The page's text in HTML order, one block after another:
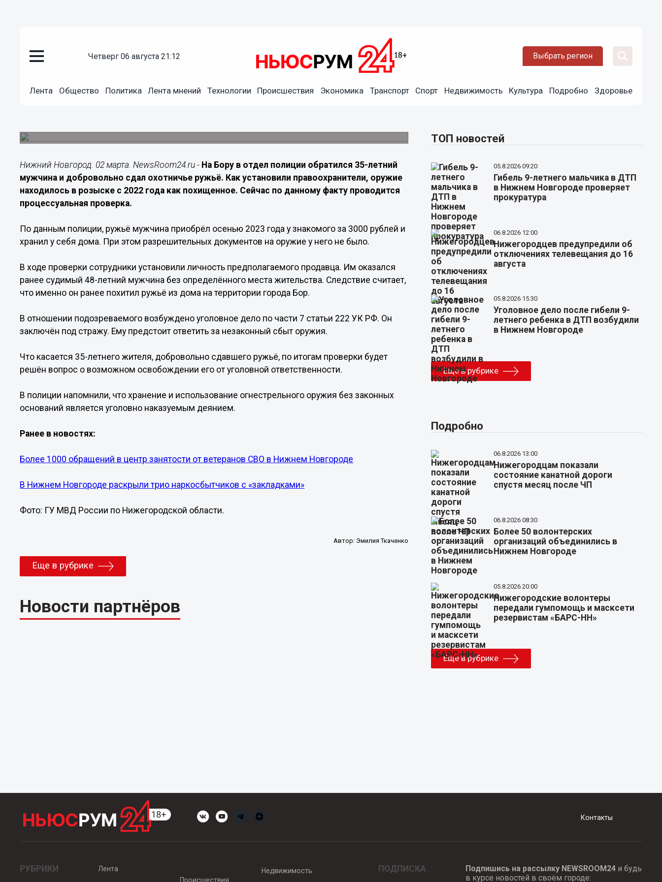
четверг 06 августа 21:12 Выбрать регион
Лента Общество Политика Лента мнений Технологии Происшествия Экономика Транспорт Спорт Недвижимость Культура Подробно Здоровье
Нижний Новгород. 02 марта. NewsRoom24.ru - На Бору в отдел полиции обратился 35-летний
мужчина и добровольно сдал охотничье ружьё. Как установили правоохранители, оружие
находилось в розыске с 2022 года как похищенное. Сейчас по данному факту проводится
процессуальная проверка.
По данным полиции, ружьё мужчина приобрёл осенью 2023 года у знакомого за 3000 рублей и
хранил у себя дома. При этом разрешительных документов на оружие у него не было.
В ходе проверки сотрудники установили личность предполагаемого продавца. Им оказался
ранее судимый 48-летний мужчина без определённого места жительства. Следствие считает,
что именно он ранее похитил ружьё из дома на территории города Бор.
В отношении подозреваемого возбуждено уголовное дело по части 7 статьи 222 УК РФ. Он
заключён под стражу. Ему предстоит ответить за незаконный сбыт оружия.
Что касается 35-летнего жителя, добровольно сдавшего ружьё, по итогам проверки будет
решён вопрос о возможном освобождении его от уголовной ответственности.
В полиции напомнили, что хранение и использование огнестрельного оружия без законных
оснований является уголовно наказуемым деянием.
Ранее в новостях:
Более 1000 обращений в центр занятости от ветеранов СВО в Нижнем Новгороде
В Нижнем Новгороде раскрыли трио наркосбытчиков с «закладками»
Фото: ГУ МВД России по Нижегородской области.
Автор: Эмилия Ткаченко
Еще в рубрике
Новости партнёров
ТОП новостей
05.8.2026 09:20
Гибель 9-летнего мальчика в ДТП
в Нижнем Новгороде проверяет
прокуратура
06.8.2026 12:00
Нижегородцев предупредили об
отключениях телевещания до 16
августа
05.8.2026 15:30
Уголовное дело после гибели 9-
летнего ребенка в ДТП возбудили
в Нижнем Новгороде
Еще в рубрике
Подробно
06.8.2026 13:00
Нижегородцам показали
состояние канатной дороги
спустя месяц после ЧП
06.8.2026 08:30
Более 50 волонтерских
организаций объединились в
Нижнем Новгороде
05.8.2026 20:00
Нижегородские волонтеры
передали гумпомощь и масксети
резервистам «БАРС-НН»
Еще в рубрике
Контакты
РУБРИКИ
Лента
Происшествия
Недвижимость ПОДПИСКА Подпишись на рассылку NEWSROOM24и будь
в курсе новостей в своём городе: